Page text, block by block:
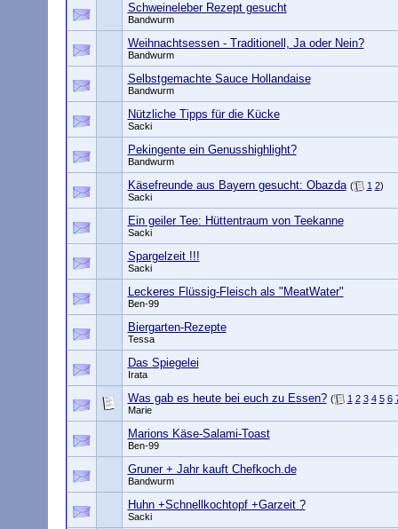
Schweineleber Rezept gesucht
Bandwurm
Weihnachtsessen - Traditionell, Ja oder Nein?
Bandwurm
Selbstgemachte Sauce Hollandaise
Bandwurm
Nützliche Tipps für die Kücke
Sacki
Pekingente ein Genusshighlight?
Bandwurm
Käsefreunde aus Bayern gesucht: Obazda ( 1 2)
Sacki
Ein geiler Tee: Hüttentraum von Teekanne
Sacki
Spargelzeit !!!
Sacki
Leckeres Flüssig-Fleisch als "MeatWater"
Ben-99
Biergarten-Rezepte
Tessa
Das Spiegelei
Irata
Was gab es heute bei euch zu Essen? ( 1 2 3 4 5 6
Marie
Marions Käse-Salami-Toast
Ben-99
Gruner + Jahr kauft Chefkoch.de
Bandwurm
Huhn +Schnellkochtopf +Garzeit ?
Sacki